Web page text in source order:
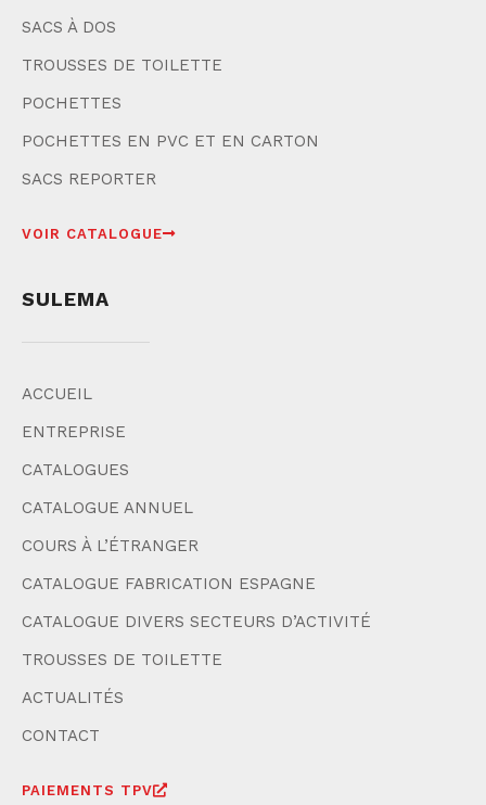
SACS À DOS
TROUSSES DE TOILETTE
POCHETTES
POCHETTES EN PVC ET EN CARTON
SACS REPORTER
VOIR CATALOGUE
SULEMA
ACCUEIL
ENTREPRISE
CATALOGUES
CATALOGUE ANNUEL
COURS À L’ÉTRANGER
CATALOGUE FABRICATION ESPAGNE
CATALOGUE DIVERS SECTEURS D’ACTIVITÉ
TROUSSES DE TOILETTE
ACTUALITÉS
CONTACT
PAIEMENTS TPV